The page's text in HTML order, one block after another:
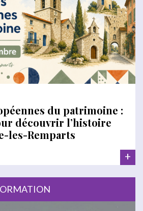
du patrimoine :
découvrir l’histoire
les-Remparts
+